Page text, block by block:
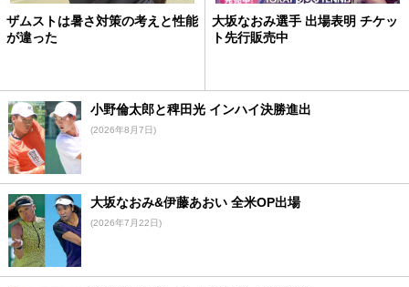
ザムストは暑さ対策の考えと性能
が違った
大坂なおみ選手 出場表明 チケッ
ト先行販売中
小野倫太郎と稗田光 インハイ決勝進出
(2026年8月7日)
大坂なおみ&伊藤あおい 全米OP出場
(2026年7月22日)